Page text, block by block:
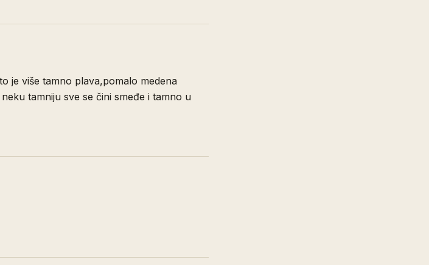
je više tamno plava,pomalo medena
tamniju sve se čini smeđe i tamno u